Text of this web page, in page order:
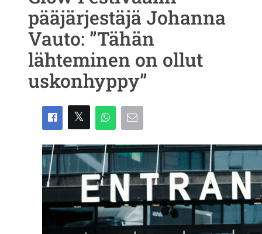
pääjärjestäjä Johanna
Vauto: ”Tähän
lähteminen on ollut
uskonhyppy”